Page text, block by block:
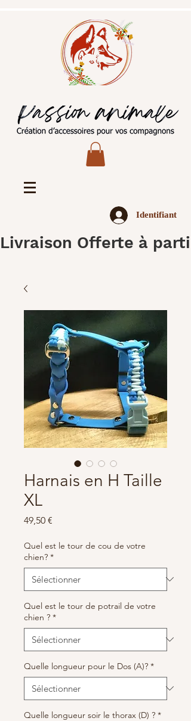
Identifiant
Livraison Offerte à
Harnais en H Taille
XL
49,50 €
Quel est le tour de cou de votre
chien? *
Quel est le tour de potrail de votre
chien ? *
Quelle longueur pour le Dos (A)? *
Quelle longueur soir le thorax (D) ? *